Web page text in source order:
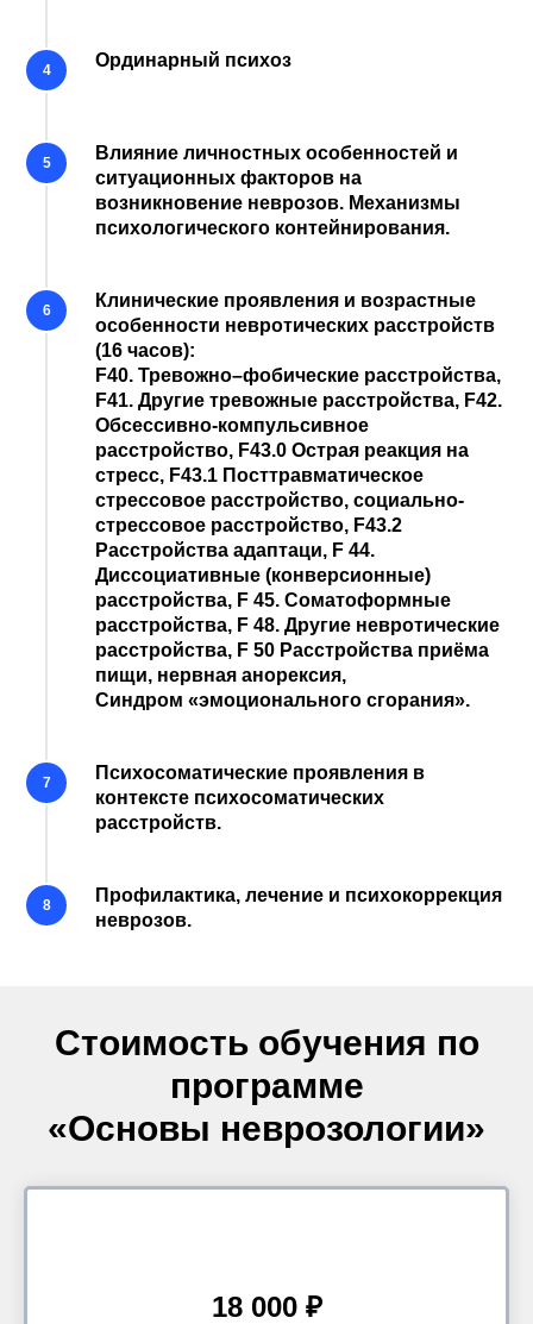
Ординарный психоз
Влияние личностных особенностей и
ситуационных факторов на
возникновение неврозов. Механизмы
психологического контейнирования.
Клинические проявления и возрастные
особенности невротических расстройств
(16 часов):
F40. Тревожно–фобические расстройства,
F41. Другие тревожные расстройства, F42.
Обсессивно-компульсивное
расстройство, F43.0 Острая реакция на
стресс, F43.1 Посттравматическое
стрессовое расстройство, социально-
стрессовое расстройство, F43.2
Расстройства адаптаци, F 44.
Диссоциативные (конверсионные)
расстройства, F 45. Соматоформные
расстройства, F 48. Другие невротические
расстройства, F 50 Расстройства приёма
пищи, нервная анорексия,
Синдром «эмоционального сгорания».
Психосоматические проявления в
контексте психосоматических
расстройств.
Профилактика, лечение и психокоррекция
неврозов.
Стоимость обучения по
программе
«Основы неврозологии»
18 000 ₽